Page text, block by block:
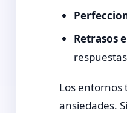
Retrasos
respuestas
Los entornos
ansiedades.